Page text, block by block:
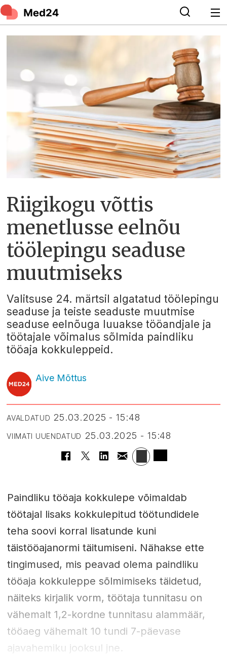
Riigikogu võttis
menetlusse eelnõu
töölepingu seaduse
muutmiseks
Valitsuse 24. märtsil algatatud töölepingu
seaduse ja teiste seaduste muutmise
seaduse eelnõuga luuakse tööandjale ja
töötajale võimalus sõlmida paindliku
tööaja kokkuleppeid.
Aive Mõttus
AVALDATUD 25.03.2025 - 15:48
VIIMATI UUENDATUD 25.03.2025 - 15:48
Paindliku tööaja kokkulepe võimaldab
töötajal lisaks kokkulepitud töötundidele
teha soovi korral lisatunde kuni
täistööajanormi täitumiseni. Nähakse ette
tingimused, mis peavad olema paindliku
tööaja kokkuleppe sõlmimiseks täidetud,
näiteks kirjalik vorm, töötaja tunnitasu on
vähemalt 1,2-kordne tunnitasu alammäär,
tööaeg vähemalt 10 tundi 7-päevase
ajavahemiku jooksul jne.